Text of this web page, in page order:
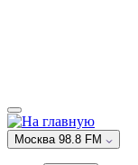
Москва 98.8 FM